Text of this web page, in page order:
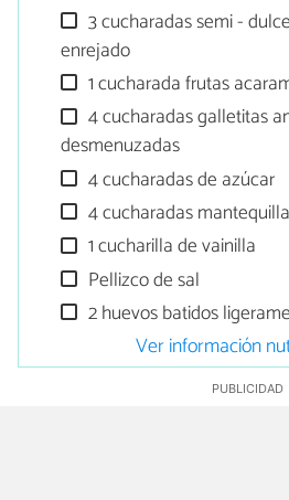
3 cucharadas semi -
enrejado
1 cucharada frutas
4 cucharadas galletitas
desmenuzadas
4 cucharadas de azúcar
4 cucharadas
1 cucharilla de vainilla
Pellizco de sal
2 huevos batidos
Ver información